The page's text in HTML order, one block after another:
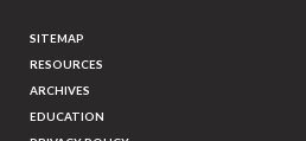
SITEMAP
RESOURCES
ARCHIVES
EDUCATION